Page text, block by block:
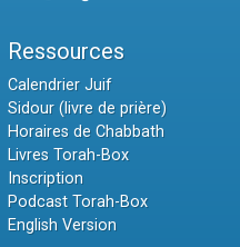
Ressources
Calendrier Juif
Sidour (livre de prière)
Horaires de Chabbath
Livres Torah-Box
Inscription
Podcast Torah-Box
English Version